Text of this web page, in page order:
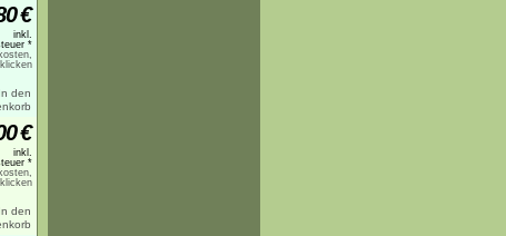
€
inkl.
*
€
inkl.
*